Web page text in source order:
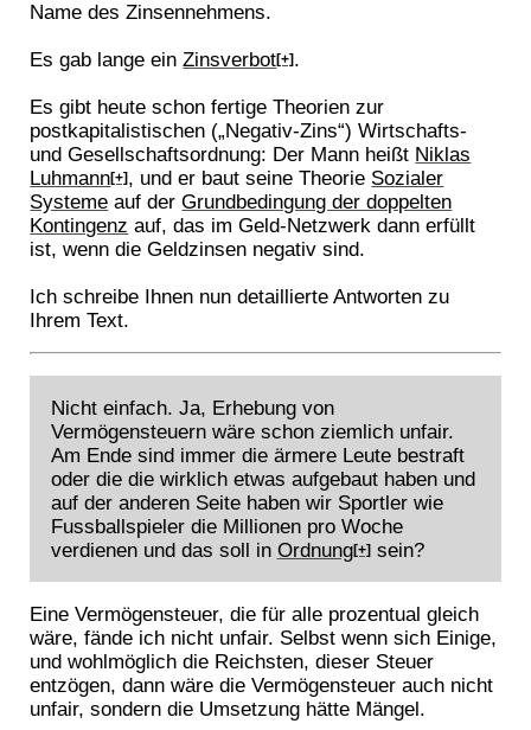
Name des Zinsennehmens.
Es gab lange einZinsverbot[+].
Es gibt heute schon fertige Theorien zur
postkapitalistischen („Negativ-Zins“) Wirtschafts-
und Gesellschaftsordnung: Der Mann heißt Niklas
Luhmann[+], und er baut seine Theorie Sozialer
Systeme auf derGrundbedingung der doppelten
Kontingenz auf, das im Geld-Netzwerk dann erfüllt
ist, wenn die Geldzinsen negativ sind.
Ich schreibe Ihnen nun detaillierte Antworten zu
Ihrem Text.
Nicht einfach. Ja, Erhebung von
Vermögensteuern wäre schon ziemlich unfair.
Am Ende sind immer die ärmere Leute bestraft
oder die die wirklich etwas aufgebaut haben und
auf der anderen Seite haben wir Sportler wie
Fussballspieler die Millionen pro Woche
verdienen und das soll in Ordnung[+]sein?
Eine Vermögensteuer, die für alle prozentual gleich
wäre, fände ich nicht unfair. Selbst wenn sich Einige,
und wohlmöglich die Reichsten, dieser Steuer
entzögen, dann wäre die Vermögensteuer auch nicht
unfair, sondern die Umsetzung hätte Mängel.